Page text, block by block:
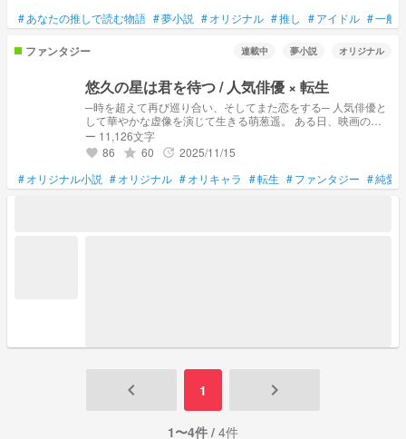
ン ソヌ ジョンウォン ニキ BOYNEXTDOOR bnd ボネクド ソン
ホ リウ ジェヒョン テサン イハン ウナク RIIZE ライズ TWS
&team nct u 127 dream INI aoen zb1 jo1 ald1 wayv NEXZ
SixTONES ジェシー 京本大我 松村北斗 髙地優吾 森本慎太郎
田中樹 SnowMan 雪男 岩本照 深澤辰哉 ラウール 渡辺翔太 向
井康二 阿部亮平 目黒蓮 宮舘涼太 佐久間大介 なにわ男子 西畑
大吾 大西流星 道枝駿佑 高橋恭平 長尾謙杜 藤原丈一郎 大橋和
也 TravisJapan omr wki fjsw 🍏 2j3j stpr ボイプラ hq m!lk
#あなたの推しで読む物語 #夢小説 #オリジナル #推し #アイドル #一般
ファンタジー 連載中 夢小説 オリジナル
悠久の星は君を待つ / 人気俳優 × 転生
─時を超えて再び巡り合い、そしてまた恋をする─ 人気俳優と
して華やかな虚像を演じて生きる萌葱遥。 ある日、映画の役
作りのために訪れた博物館で古代エジプトに夢中な学芸員の女
性と出会う。 芸能界に疎く、遥が人気俳優だと気づいていな
い彼女と過ごす時間は、不思議と昔から知り合いだったような
安心感と、素の自分でいられる心地よさがあった。 初めて会
ったはずなのに、お互いの存在に強く惹かれ合う2人。 しか
ー 11,126文字
favorite 86 grade 60 update 2025/11/15
#オリジナル小説 #オリジナル #オリキャラ #転生 #ファンタジー #純愛
keyboard_arrow_left 1 keyboard_arrow_right
1〜4件 / 4件